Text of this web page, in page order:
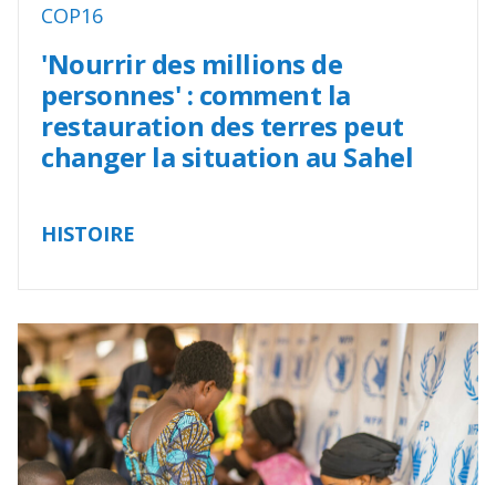
COP16
'Nourrir des millions de
personnes' : comment la
restauration des terres peut
changer la situation au Sahel
HISTOIRE